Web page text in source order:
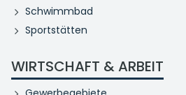
Schwimmbad
Sportstätten
WIRTSCHAFT & ARBEIT